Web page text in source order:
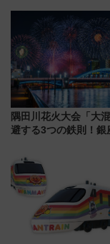
「身の回り品」新サイ
(40×30×20cm)おさら
隅田川花火大会「大
避する3つの鉄則！銀
ツリー駅の規制まとめ 7/25開催
（2026年）